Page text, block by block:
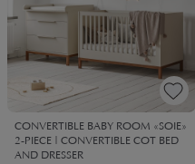
CONVERTIBLE BABY ROOM «SOIE»
2-PIECE | CONVERTIBLE COT BED
AND DRESSER